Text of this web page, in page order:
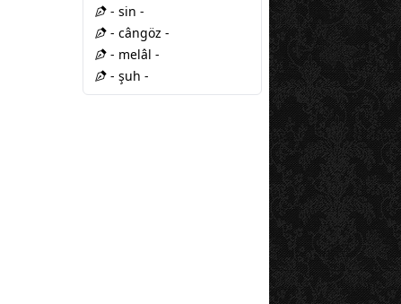
- sin -
- cângöz -
- melâl -
- şuh -